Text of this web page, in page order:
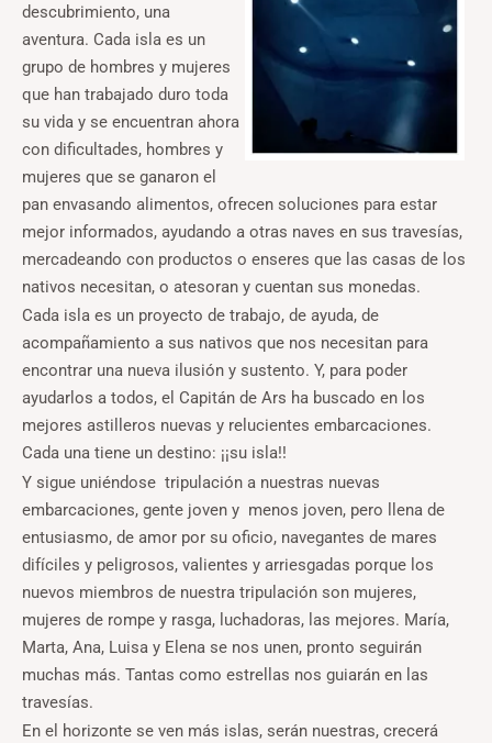
descubrimiento, una
aventura. Cada isla es un
grupo de hombres y mujeres
que han trabajado duro toda
su vida y se encuentran ahora
con dificultades, hombres y
mujeres que se ganaron el
pan envasando alimentos, ofrecen soluciones para estar
mejor informados, ayudando a otras naves en sus travesías,
mercadeando con productos o enseres que las casas de los
nativos necesitan, o atesoran y cuentan sus monedas.
Cada isla es un proyecto de trabajo, de ayuda, de
acompañamiento a sus nativos que nos necesitan para
encontrar una nueva ilusión y sustento. Y, para poder
ayudarlos a todos, el Capitán de Ars ha buscado en los
mejores astilleros nuevas y relucientes embarcaciones.
Cada una tiene un destino: ¡¡su isla!!
Y sigue uniéndose tripulación a nuestras nuevas
embarcaciones, gente joven y menos joven, pero llena de
entusiasmo, de amor por su oficio, navegantes de mares
difíciles y peligrosos, valientes y arriesgadas porque los
nuevos miembros de nuestra tripulación son mujeres,
mujeres de rompe y rasga, luchadoras, las mejores. María,
Marta, Ana, Luisa y Elena se nos unen, pronto seguirán
muchas más. Tantas como estrellas nos guiarán en las
travesías.
En el horizonte se ven más islas, serán nuestras, crecerá